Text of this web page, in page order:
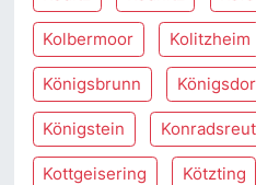
Kolbermoor Kolitzheim
Königsbrunn
Königstein
Kottgeisering Kötzting